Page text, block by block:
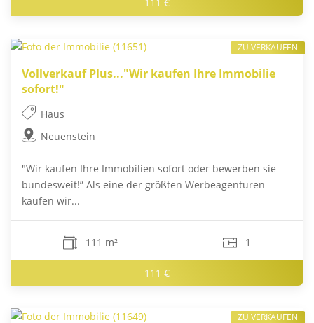
111 €
Vollverkauf Plus..."Wir kaufen Ihre Immobilie
sofort!"
Haus
Neuenstein
"Wir kaufen Ihre Immobilien sofort oder bewerben sie
bundesweit!” Als eine der größten Werbeagenturen
kaufen wir...
111 m² 1
111 €
ZU VERKAUFEN
ZU VERKAUFEN